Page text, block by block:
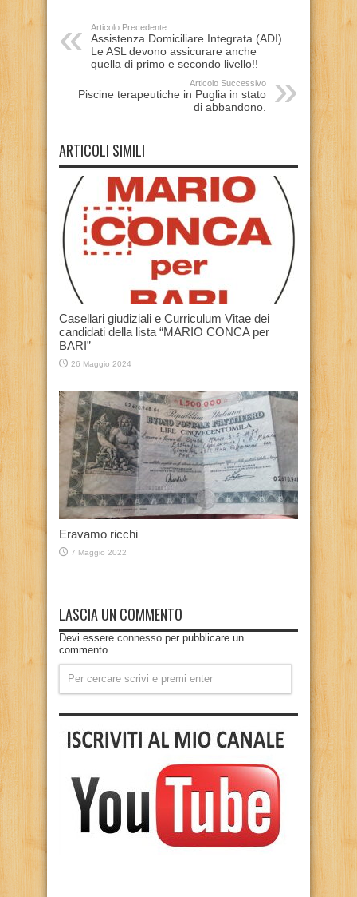
Articolo Precedente
Assistenza Domiciliare Integrata (ADI).
Le ASL devono assicurare anche
quella di primo e secondo livello!!
Articolo Successivo
Piscine terapeutiche in Puglia in stato
di abbandono.
ARTICOLI SIMILI
Casellari giudiziali e Curriculum Vitae dei
candidati della lista “MARIO CONCA per
BARI”
26 Maggio 2024
Eravamo ricchi
7 Maggio 2022
LASCIA UN COMMENTO
Devi essere connesso per pubblicare un
commento.